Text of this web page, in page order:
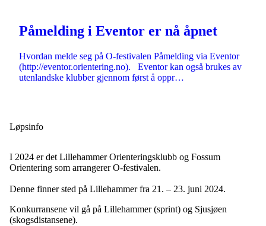
Påmelding i Eventor er nå åpnet
Hvordan melde seg på O-festivalen Påmelding via Eventor
(http://eventor.orientering.no). Eventor kan også brukes av
utenlandske klubber gjennom først å oppr…
Løpsinfo
I 2024 er det Lillehammer Orienteringsklubb og Fossum
Orientering som arrangerer O-festivalen.
Denne finner sted på Lillehammer fra 21. – 23. juni 2024.
Konkurransene vil gå på Lillehammer (sprint) og Sjusjøen
(skogsdistansene).